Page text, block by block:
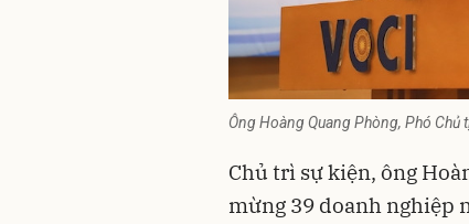
Ông Hoàng Quang Phòng, Phó Chủ
Chủ trì sự kiện, ông
mừng 39 doanh nghiệp